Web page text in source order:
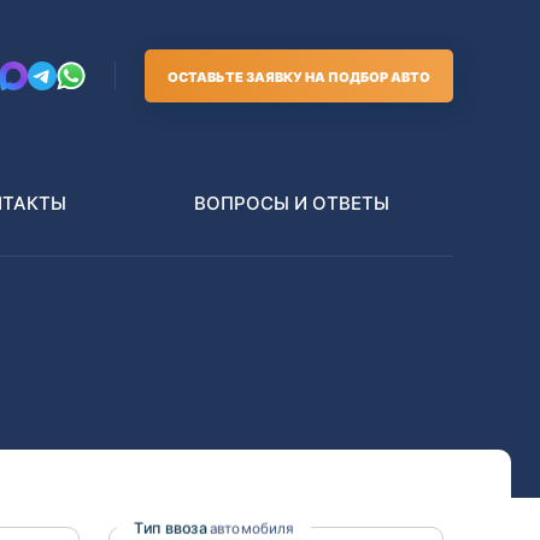
ОСТАВЬТЕ ЗАЯВКУ НА ПОДБОР АВТО
Toyota
ВОПРОСЫ И ОТВЕТЫ
Тип ввозаавтомобиля